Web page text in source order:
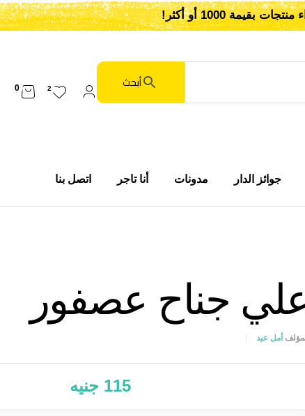
1000 أو أكثر!
2
0
جوائز الدار مدونات أنا تاجر اتصل بنا
جناح عصفور
أمل عيد
115 جنيه